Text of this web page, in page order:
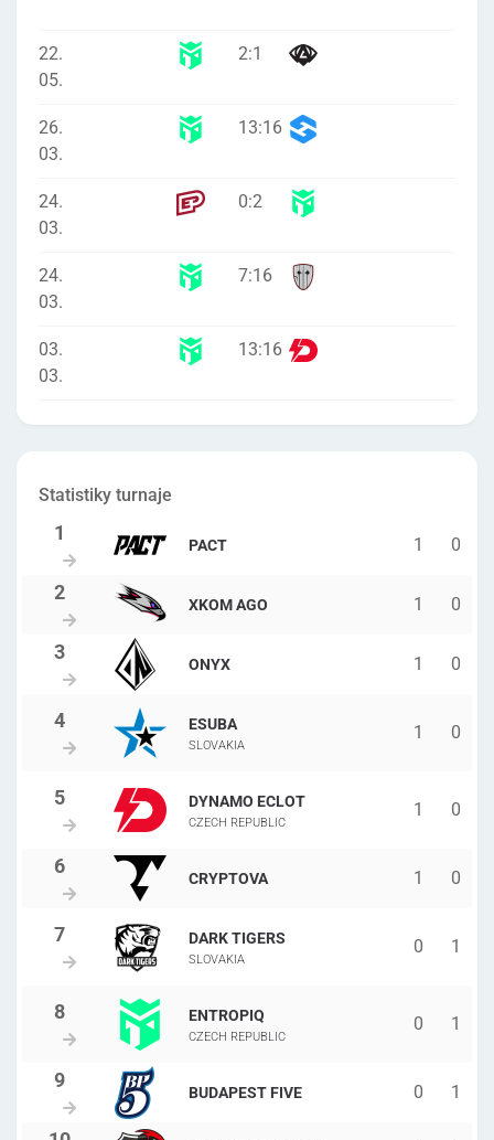
22.
05.
2:1
26.
03.
13:16
24.
03.
0:2
24.
03.
7:16
03.
03.
13:16
Statistiky turnaje
PACT 1 0
XKOM AGO 1 0
ONYX 1 0
ESUBA
SLOVAKIA
1 0
DYNAMO ECLOT
CZECH REPUBLIC
1 0
CRYPTOVA 1 0
DARK TIGERS
SLOVAKIA
0 1
ENTROPIQ
CZECH REPUBLIC
0 1
BUDAPEST FIVE 0 1